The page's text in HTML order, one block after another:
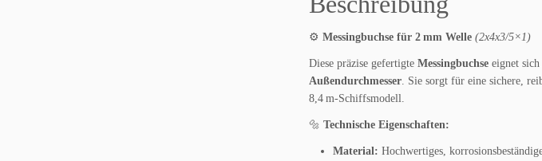
⚙️ Messingbuchse für 2 mm Welle (2x4x3/5×1)
Diese präzise gefertigte Messingbuchse eignet
Außendurchmesser . Sie sorgt für eine sichere,
8,4 m-Schiffsmodell.
🔩 Technische Eigenschaften:
Material: Hochwertiges,